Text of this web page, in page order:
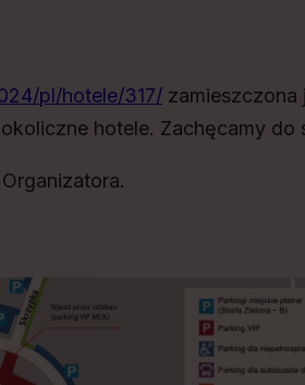
pl/hotele/317/
hotele. Zachęcamy do